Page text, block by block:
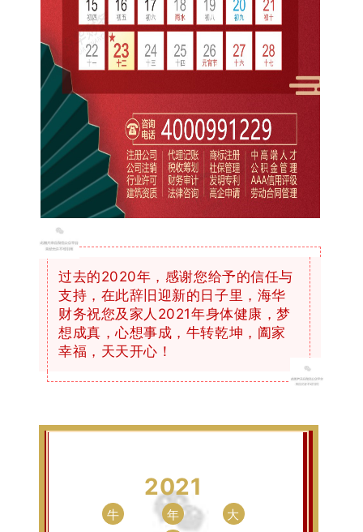
过去的2020年，感谢您给予的信任与
支持，在此辞旧迎新的日子里，海华
财务祝您及家人2021年身体健康，梦
想成真，心想事成，牛转乾坤，阖家
幸福，天天开心！
2021
牛 年
大